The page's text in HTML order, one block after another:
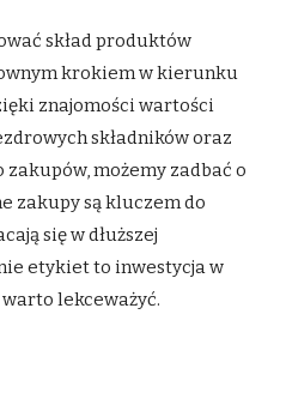
skład produktów
krokiem w kierunku
znajomości wartości
składników oraz
możemy zadbać o
zakupy są kluczem do
się w dłuższej
etykiet to inwestycja w
lekceważyć.